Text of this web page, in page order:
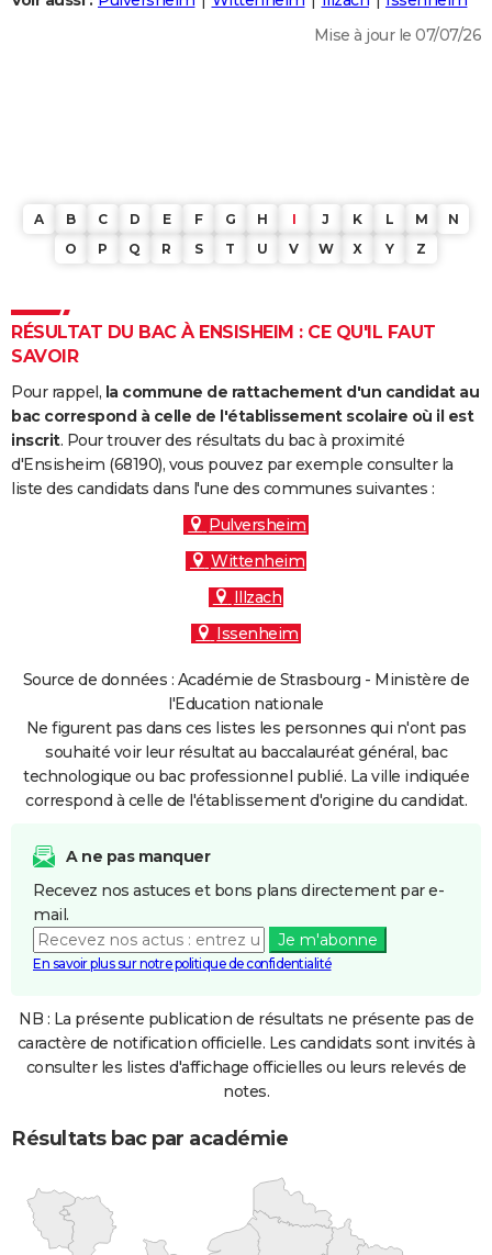
Dictionnaire
Biographies
Citations
Expressions
Proverbes
PROGRAMME TV
S'inscrire
Se connecter
Lycées
Collèges
Primaires
Universités
Entreprises
Service militaire
Avis de recherche
AVIS DE DÉCÈS
FORUM
Bricolage
Lifestyle
Culture
Sport
Auto
Television
Voyage
Cinema
Mise à jour le 07/07/26
A B C D E F G H I J K L M
N
O
P Q R S T U V W X Y Z
RÉSULTAT DU BAC À ENSISHEIM : CE QU'IL FAUT
SAVOIR
Pour rappel, la commune de rattachement d'un candidat au
bac correspond à celle de l'établissement scolaire où il est
inscrit. Pour trouver des résultats du bac à proximité
d'Ensisheim (68190), vous pouvez par exemple consulter la
liste des candidats dans l'une des communes suivantes :
Pulversheim
Wittenheim
Illzach
Issenheim
Source de données : Académie de Strasbourg - Ministère de
l'Education nationale
Ne figurent pas dans ces listes les personnes qui n'ont pas
souhaité voir leur résultat au baccalauréat général, bac
technologique ou bac professionnel publié. La ville indiquée
correspond à celle de l'établissement d'origine du candidat.
A ne pas manquer
Recevez nos astuces et bons plans directement par e-
mail.
Je m'abonne
En savoir plus sur notre politique de confidentialité
NB : La présente publication de résultats ne présente pas de
caractère de notification officielle. Les candidats sont invités à
consulter les listes d'affichage officielles ou leurs relevés de
notes.
Résultats bac par académie